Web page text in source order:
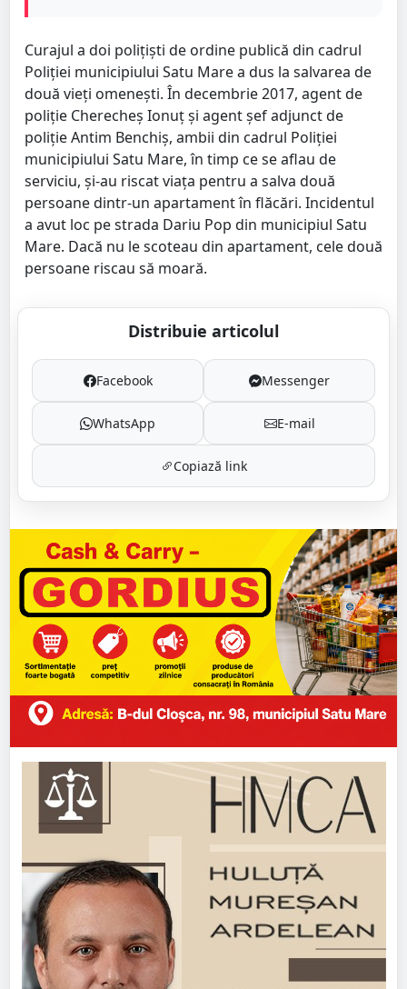
Curajul a doi polițiști de ordine publică din cadrul
Poliției municipiului Satu Mare a dus la salvarea de
două vieți omenești. În decembrie 2017, agent de
poliție Cherecheș Ionuț și agent șef adjunct de
poliție Antim Benchiș, ambii din cadrul Poliției
municipiului Satu Mare, în timp ce se aflau de
serviciu, și-au riscat viața pentru a salva două
persoane dintr-un apartament în flăcări. Incidentul
a avut loc pe strada Dariu Pop din municipiul Satu
Mare. Dacă nu le scoteau din apartament, cele două
persoane riscau să moară.
Distribuie articolul
Facebook Messenger
WhatsApp E-mail
Copiază link